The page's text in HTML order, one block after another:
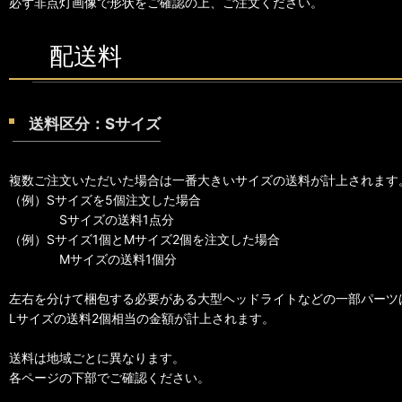
配送料
送料区分：Sサイズ
複数ご注文いただいた場合は一番大きいサイズの送料が計上されます
（例）Sサイズを5個注文した場合
Sサイズの送料1点分
（例）Sサイズ1個とMサイズ2個を注文した場合
Mサイズの送料1個分
左右を分けて梱包する必要がある大型ヘッドライトなどの一部パーツ
Lサイズの送料2個相当の金額が計上されます。
送料は地域ごとに異なります。
各ページの下部でご確認ください。